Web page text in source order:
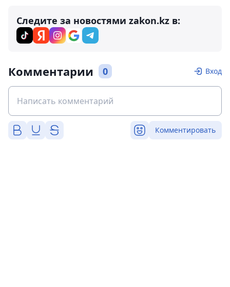
Следите за новостями zakon.kz в:
Комментарии 0 Вход
Комментировать